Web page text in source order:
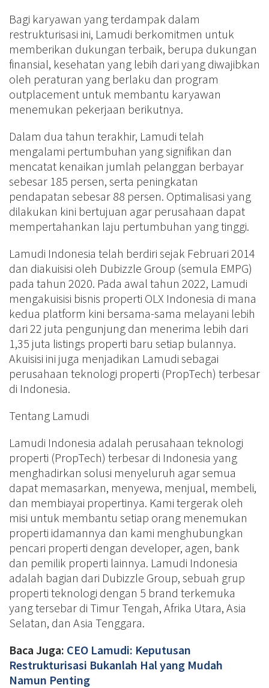
Bagi karyawan yang terdampak dalam
restrukturisasi ini, Lamudi berkomitmen untuk
memberikan dukungan terbaik, berupa dukungan
finansial, kesehatan yang lebih dari yang diwajibkan
oleh peraturan yang berlaku dan program
outplacement untuk membantu karyawan
menemukan pekerjaan berikutnya.
Dalam dua tahun terakhir, Lamudi telah
mengalami pertumbuhan yang signifikan dan
mencatat kenaikan jumlah pelanggan berbayar
sebesar 185 persen, serta peningkatan
pendapatan sebesar 88 persen. Optimalisasi yang
dilakukan kini bertujuan agar perusahaan dapat
mempertahankan laju pertumbuhan yang tinggi.
Lamudi Indonesia telah berdiri sejak Februari 2014
dan diakuisisi oleh Dubizzle Group (semula EMPG)
pada tahun 2020. Pada awal tahun 2022, Lamudi
mengakuisisi bisnis properti OLX Indonesia di mana
kedua platform kini bersama-sama melayani lebih
dari 22 juta pengunjung dan menerima lebih dari
1,35 juta listings properti baru setiap bulannya.
Akuisisi ini juga menjadikan Lamudi sebagai
perusahaan teknologi properti (PropTech) terbesar
di Indonesia.
Tentang Lamudi
Lamudi Indonesia adalah perusahaan teknologi
properti (PropTech) terbesar di Indonesia yang
menghadirkan solusi menyeluruh agar semua
dapat memasarkan, menyewa, menjual, membeli,
dan membiayai propertinya. Kami tergerak oleh
misi untuk membantu setiap orang menemukan
properti idamannya dan kami menghubungkan
pencari properti dengan developer, agen, bank
dan pemilik properti lainnya. Lamudi Indonesia
adalah bagian dari Dubizzle Group, sebuah grup
properti teknologi dengan 5 brand terkemuka
yang tersebar di Timur Tengah, Afrika Utara, Asia
Selatan, dan Asia Tenggara.
Baca Juga: CEO Lamudi: Keputusan
Restrukturisasi Bukanlah Hal yang Mudah
Namun Penting